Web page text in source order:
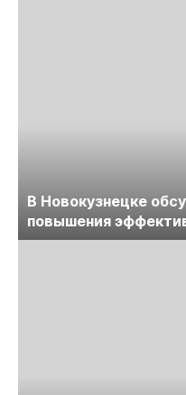
В Новокузнецке
повышения
предприятий